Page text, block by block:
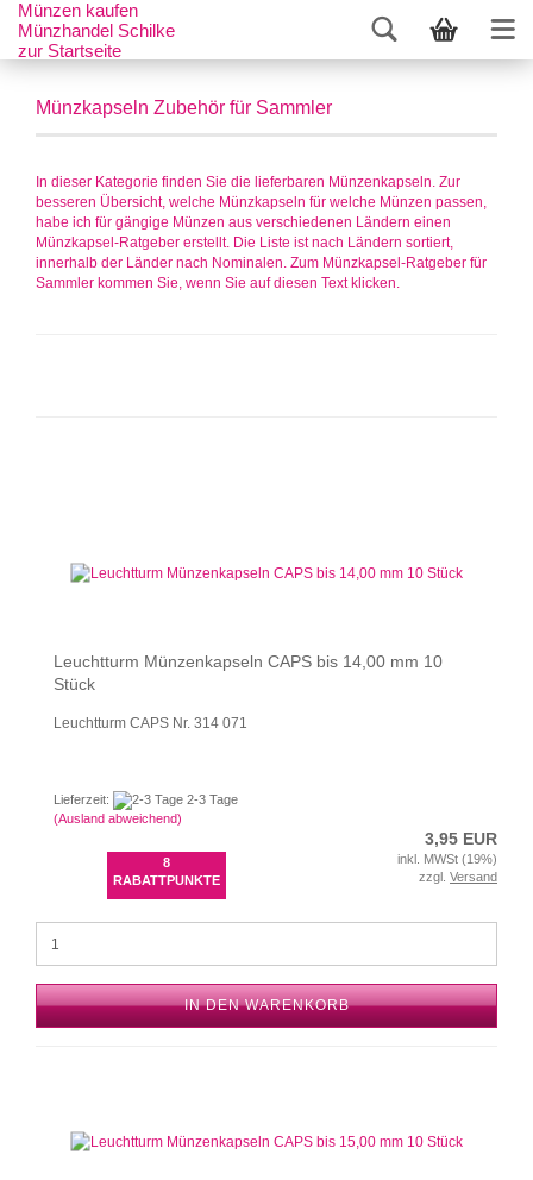
Münzen kaufen
Münzhandel Schilke
zur Startseite
Münzkapseln Zubehör für Sammler
In dieser Kategorie finden Sie die lieferbaren Münzenkapseln. Zur
besseren Übersicht, welche Münzkapseln für welche Münzen passen,
habe ich für gängige Münzen aus verschiedenen Ländern einen
Münzkapsel-Ratgeber erstellt. Die Liste ist nach Ländern sortiert,
innerhalb der Länder nach Nominalen. Zum Münzkapsel-Ratgeber für
Sammler kommen Sie, wenn Sie auf diesen Text klicken.
Leuchtturm Münzenkapseln CAPS bis 14,00 mm 10
Stück
Leuchtturm CAPS Nr. 314 071
Lieferzeit:
2-3 Tage
(Ausland abweichend)
8
RABATTPUNKTE
3,95 EUR
inkl. MWSt (19%)
zzgl. Versand
IN DEN WARENKORB